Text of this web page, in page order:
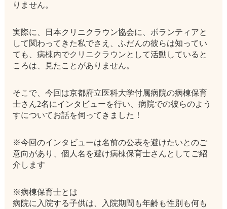
りません。
実際に、日本クリニクラウン協会に、ボランティアと
して関わってきた私でさえ、ふだんの彼らは知ってい
ても、病棟内でクリニクラウンとして活動していると
ころは、見たことがありません。
そこで、今回は京都府立医科大学付属病院の病棟保育
士さん2名にインタビューを行い、病院での彼らのよう
すについてお話を伺ってきました！
※今回のインタビューは名前の公表を避けたいとのご
意向があり、個人名を避け病棟保育士さんとしてご紹
介します
※病棟保育士とは
病院に入院する子供は、入院期間も年齢も性別も何も